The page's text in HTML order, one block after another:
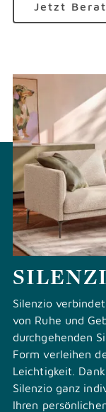
Jetzt
Silenzio
von Ruhe und
durchgehenden
Form verleihen
Leichtigkeit.
Silenzio ganz
Ihren